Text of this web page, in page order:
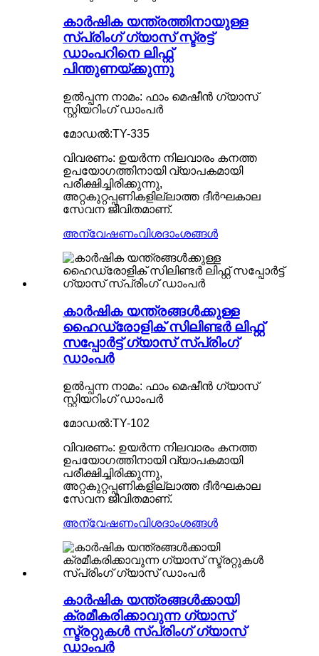
കാർഷിക യന്ത്രത്തിനായുള്ള
സ്പ്രിംഗ് ഗ്യാസ് സ്ട്രട്ട്
ഡാംപറിനെ ലിഫ്റ്റ്
പിന്തുണയ്ക്കുന്നു
ഉൽപ്പന്ന നാമം: ഫാം മെഷീൻ ഗ്യാസ്
സ്റ്റിയറിംഗ് ഡാംപർ
മോഡൽ:TY-335
വിവരണം: ഉയർന്ന നിലവാരം കനത്ത
ഉപയോഗത്തിനായി വ്യാപകമായി
പരീക്ഷിച്ചിരിക്കുന്നു,
അറ്റകുറ്റപ്പണികളില്ലാത്ത ദീർഘകാല
സേവന ജീവിതമാണ്.
അന്വേഷണംവിശദാംശങ്ങൾ
കാർഷിക യന്ത്രങ്ങൾക്കുള്ള
ഹൈഡ്രോളിക് സിലിണ്ടർ ലിഫ്റ്റ്
സപ്പോർട്ട് ഗ്യാസ് സ്പ്രിംഗ്
ഡാംപർ
ഉൽപ്പന്ന നാമം: ഫാം മെഷീൻ ഗ്യാസ്
സ്റ്റിയറിംഗ് ഡാംപർ
മോഡൽ:TY-102
വിവരണം: ഉയർന്ന നിലവാരം കനത്ത
ഉപയോഗത്തിനായി വ്യാപകമായി
പരീക്ഷിച്ചിരിക്കുന്നു,
അറ്റകുറ്റപ്പണികളില്ലാത്ത ദീർഘകാല
സേവന ജീവിതമാണ്.
അന്വേഷണംവിശദാംശങ്ങൾ
കാർഷിക യന്ത്രങ്ങൾക്കായി
ക്രമീകരിക്കാവുന്ന ഗ്യാസ്
സ്ട്രറ്റുകൾ സ്പ്രിംഗ് ഗ്യാസ്
ഡാംപർ